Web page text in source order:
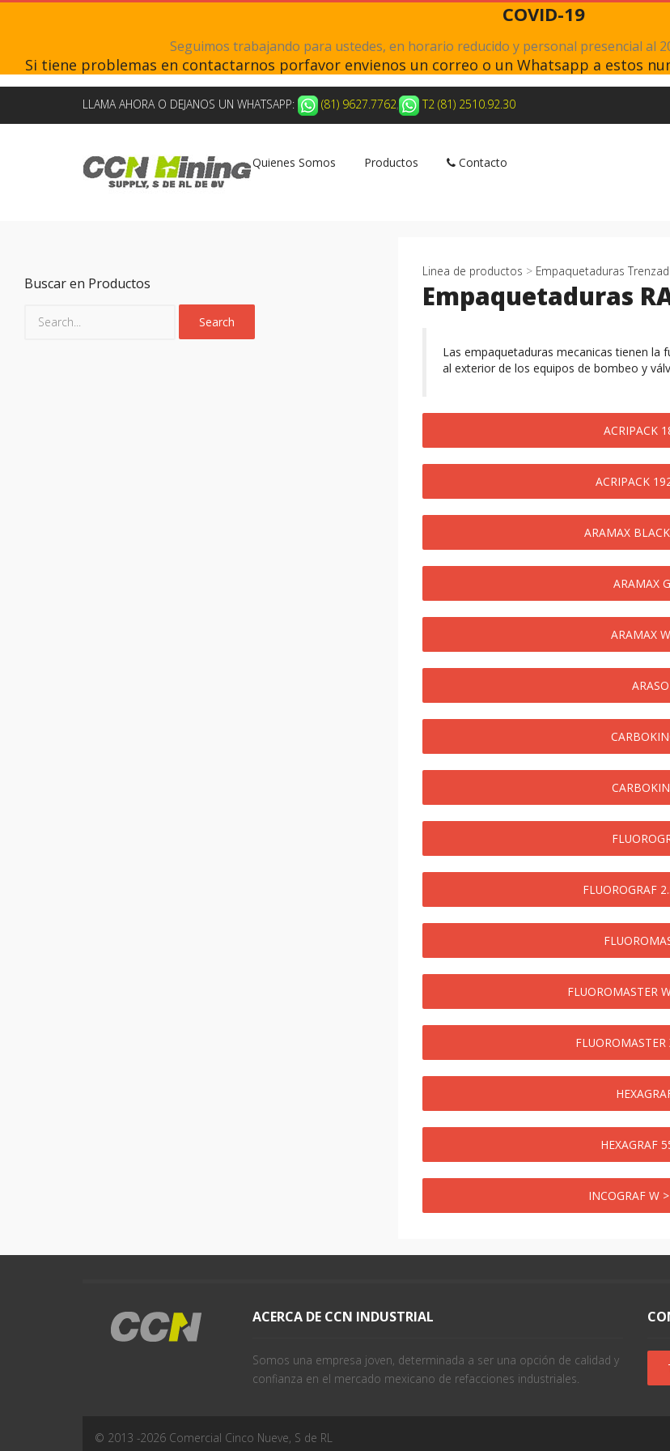
COVID-19
Seguimos trabajando para ustedes, en horario reducido y personal presencial al
Si tiene problemas en contactarnos porfavor envienos un correo o un Whatsapp a estos
LLAMA AHORA O DEJANOS UN WHATSAPP: (81) 9627.7762, T2 (81) 2510.92.30
Quienes Somos Productos Contacto
Buscar en Productos
Linea de productos > Empaquetaduras
Empaquetaduras
Las empaquetaduras mecanicas tienen la
al exterior de los equipos de bombeo y
ACRIPACK
ACRIPACK
ARAMAX
ARAMAX
ARAMAX
FLUOROGRAF
FLUOROMASTER
HEXAGRAF
INCOGRAF W
ACERCA DE CCN INDUSTRIAL
Somos una empresa joven, determinada a ser una opción de calidad y
confianza en el mercado mexicano de refacciones industriales.
© 2013 -2026 Comercial Cinco Nueve, S de RL